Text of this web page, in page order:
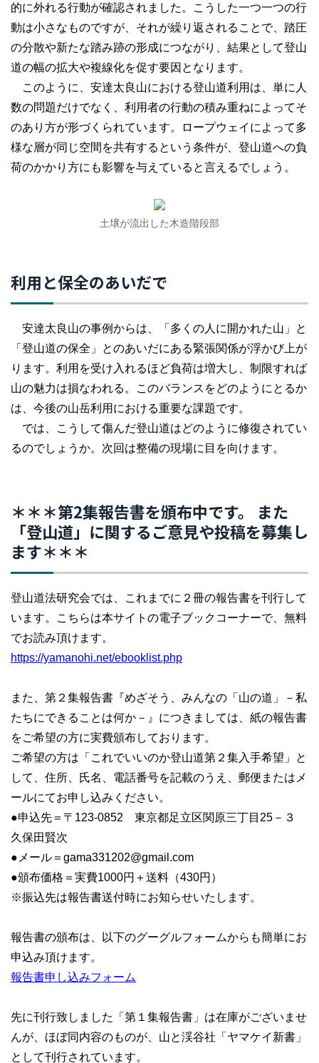
的に外れる行動が確認されました。こうした一つ一つの行
動は小さなものですが、それが繰り返されることで、踏圧
の分散や新たな踏み跡の形成につながり、結果として登山
道の幅の拡大や複線化を促す要因となります。
このように、安達太良山における登山道利用は、単に人
数の問題だけでなく、利用者の行動の積み重ねによってそ
のあり方が形づくられています。ロープウェイによって多
様な層が同じ空間を共有するという条件が、登山道への負
荷のかかり方にも影響を与えていると言えるでしょう。
土壌が流出した木造階段部
利用と保全のあいだで
安達太良山の事例からは、「多くの人に開かれた山」と
「登山道の保全」とのあいだにある緊張関係が浮かび上が
ります。利用を受け入れるほど負荷は増大し、制限すれば
山の魅力は損なわれる。このバランスをどのようにとるか
は、今後の山岳利用における重要な課題です。
では、こうして傷んだ登山道はどのように修復されてい
るのでしょうか。次回は整備の現場に目を向けます。
＊＊＊第2集報告書を頒布中です。 また
「登山道」に関するご意見や投稿を募集し
ます＊＊＊
登山道法研究会では、これまでに２冊の報告書を刊行して
います。こちらは本サイトの電子ブックコーナーで、無料
でお読み頂けます。
https://yamanohi.net/ebooklist.php
また、第２集報告書『めざそう、みんなの「山の道」－私
たちにできることは何か－』につきましては、紙の報告書
をご希望の方に実費頒布しております。
ご希望の方は「これでいいのか登山道第２集入手希望」と
して、住所、氏名、電話番号を記載のうえ、郵便またはメ
ールにてお申し込みください。
●申込先＝〒123-0852 東京都足立区関原三丁目25－３
久保田賢次
●メール＝gama331202@gmail.com
●頒布価格＝実費1000円＋送料（430円）
※振込先は報告書送付時にお知らせいたします。
報告書の頒布は、以下のグーグルフォームからも簡単にお
申込み頂けます。
報告書申し込みフォーム
先に刊行致しました「第１集報告書」は在庫がございませ
んが、ほぼ同内容のものが、山と渓谷社「ヤマケイ新書」
として刊行されています。